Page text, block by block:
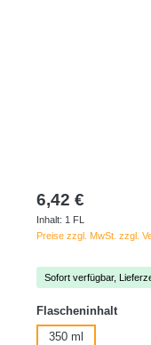
6,42 €
Inhalt: 1 FL
Preise zzgl. MwSt. zzgl.
Sofort verfügbar,
Flascheninhalt
350 ml